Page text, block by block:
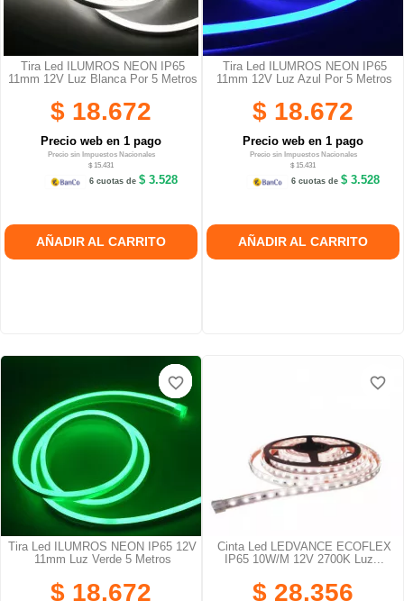
Tira Led ILUMROS NEON IP65
11mm 12V Luz Blanca Por 5 Metros
$ 18.672
Precio web en 1 pago
Precio sin Impuestos Nacionales
$ 15.431
6 cuotas de $ 3.528
AÑADIR AL CARRITO
Tira Led ILUMROS NEON IP65
11mm 12V Luz Azul Por 5 Metros
$ 18.672
Precio web en 1 pago
Precio sin Impuestos Nacionales
$ 15.431
6 cuotas de $ 3.528
AÑADIR AL CARRITO
Tira Led ILUMROS NEON IP65 12V
11mm Luz Verde 5 Metros
$ 18.672
favorite_border
favorite_border
favorite_border
Cinta Led LEDVANCE ECOFLEX
IP65 10W/M 12V 2700K Luz...
$ 28.356
favorite_border
favorite_border
favorite_border